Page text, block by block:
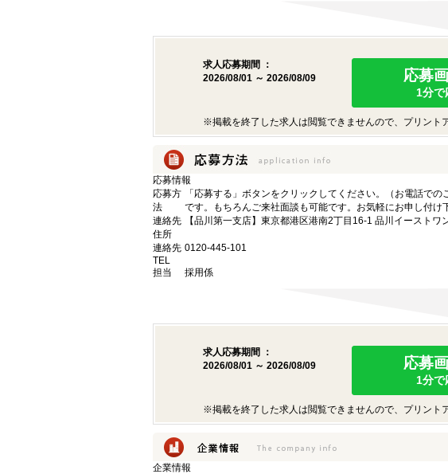
求人応募期間 ：
2026/08/01 ～ 2026/08/09
応募
1分
※掲載を終了した求人は閲覧できませんので、プリント
応募情報
応募方
法
「応募する」ボタンをクリックしてください。（お電話で
です。もちろんご来社面談も可能です。お気軽にお申し付け
連絡先
住所
【品川第一支店】東京都港区港南2丁目16-1 品川イーストワ
連絡先
TEL
0120-445-101
担当 採用係
求人応募期間 ：
2026/08/01 ～ 2026/08/09
応募
1分
※掲載を終了した求人は閲覧できませんので、プリント
企業情報